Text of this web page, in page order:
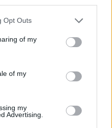
Opt Outs
of my
of my
my
Advertising.